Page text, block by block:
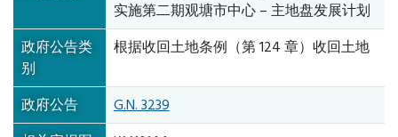
实施第二期观塘市中心 – 主地盘发展计划
政府公告类
别
根据收回土地条例（第 124 章）收回土地
政府公告
G.N. 3239